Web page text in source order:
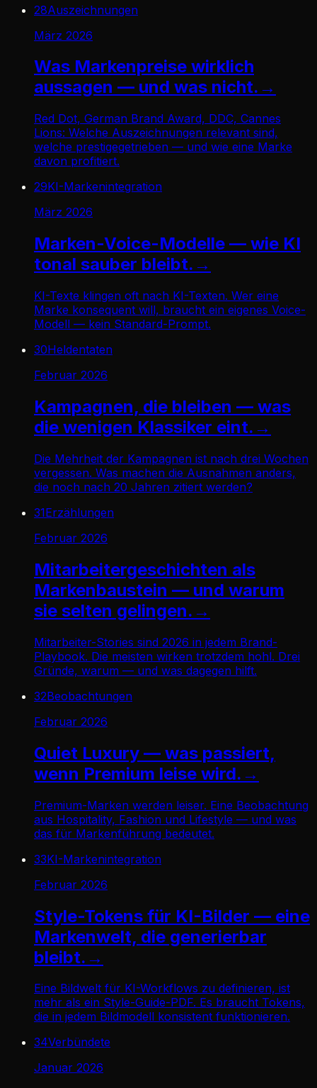
28Auszeichnungen
März 2026
Was Markenpreise wirklich
aussagen — und was nicht. →
Red Dot, German Brand Award, DDC, Cannes
Lions: Welche Auszeichnungen relevant sind,
welche prestigegetrieben — und wie eine Marke
davon profitiert.
29KI-Markenintegration
März 2026
Marken-Voice-Modelle — wie KI
tonal sauber bleibt. →
KI-Texte klingen oft nach KI-Texten. Wer eine
Marke konsequent will, braucht ein eigenes Voice-
Modell — kein Standard-Prompt.
30Heldentaten
Februar 2026
Kampagnen, die bleiben — was
die wenigen Klassiker eint. →
Die Mehrheit der Kampagnen ist nach drei Wochen
vergessen. Was machen die Ausnahmen anders,
die noch nach 20 Jahren zitiert werden?
31Erzählungen
Februar 2026
Mitarbeitergeschichten als
Markenbaustein — und warum
sie selten gelingen. →
Mitarbeiter-Stories sind 2026 in jedem Brand-
Playbook. Die meisten wirken trotzdem hohl. Drei
Gründe, warum — und was dagegen hilft.
32Beobachtungen
Februar 2026
Quiet Luxury — was passiert,
wenn Premium leise wird. →
Premium-Marken werden leiser. Eine Beobachtung
aus Hospitality, Fashion und Lifestyle — und was
das für Markenführung bedeutet.
33KI-Markenintegration
Februar 2026
Style-Tokens für KI-Bilder — eine
Markenwelt, die generierbar
bleibt. →
Eine Bildwelt für KI-Workflows zu definieren, ist
mehr als ein Style-Guide-PDF. Es braucht Tokens,
die in jedem Bildmodell konsistent funktionieren.
34Verbündete
Januar 2026